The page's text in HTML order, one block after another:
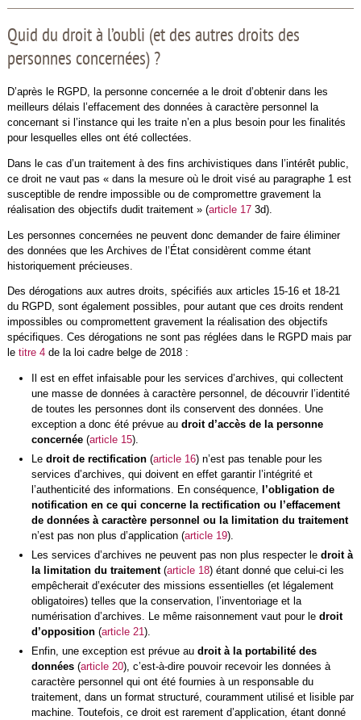
Quid du droit à l’oubli (et des autres droits des
personnes concernées) ?
D’après le RGPD, la personne concernée a le droit d’obtenir dans les
meilleurs délais l’effacement des données à caractère personnel la
concernant si l’instance qui les traite n’en a plus besoin pour les finalités
pour lesquelles elles ont été collectées.
Dans le cas d’un traitement à des fins archivistiques dans l’intérêt public,
ce droit ne vaut pas « dans la mesure où le droit visé au paragraphe 1 est
susceptible de rendre impossible ou de compromettre gravement la
réalisation des objectifs dudit traitement » (article 173d).
Les personnes concernées ne peuvent donc demander de faire éliminer
des données que les Archives de l’État considèrent comme étant
historiquement précieuses.
Des dérogations aux autres droits, spécifiés aux articles 15-16 et 18-21
du RGPD, sont également possibles, pour autant que ces droits rendent
impossibles ou compromettent gravement la réalisation des objectifs
spécifiques. Ces dérogations ne sont pas réglées dans le RGPD mais par
le titre 4de la loi cadre belge de 2018 :
Il est en effet infaisable pour les services d’archives, qui collectent
une masse de données à caractère personnel, de découvrir l’identité
de toutes les personnes dont ils conservent des données. Une
exception a donc été prévue au droit d’accès de la personne
concernée(article 15).
Le droit de rectification (article 16) n’est pas tenable pour les
services d’archives, qui doivent en effet garantir l’intégrité et
l’authenticité des informations. En conséquence, l’obligation de
notification en ce qui concerne la rectification ou l’effacement
de données à caractère personnel ou la limitation du traitement
n’est pas non plus d’application (article 19).
Les services d’archives ne peuvent pas non plus respecter le droit à
la limitation du traitement (article 18) étant donné que celui-ci les
empêcherait d’exécuter des missions essentielles (et légalement
obligatoires) telles que la conservation, l’inventoriage et la
numérisation d’archives. Le même raisonnement vaut pour le droit
d’opposition (article 21).
Enfin, une exception est prévue au droit à la portabilité des
données (article 20), c’est-à-dire pouvoir recevoir les données à
caractère personnel qui ont été fournies à un responsable du
traitement, dans un format structuré, couramment utilisé et lisible par
machine. Toutefois, ce droit est rarement d’application, étant donné